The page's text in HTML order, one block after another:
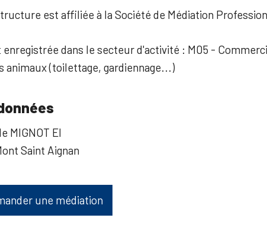
est affiliée à la Société de Médiation
enregistrée dans le secteur d'activité : M05 -
animaux (toilettage, gardiennage...)
MIGNOT EI
Saint Aignan
une médiation